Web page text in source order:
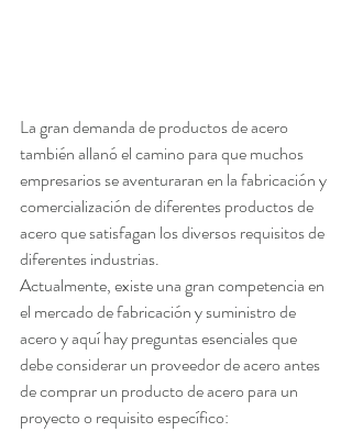
La gran demanda de productos de acero
también allanó el camino para que muchos
empresarios se aventuraran en la fabricación y
comercialización de diferentes productos de
acero que satisfagan los diversos requisitos de
diferentes industrias.
Actualmente, existe una gran competencia en
el mercado de fabricación y suministro de
acero y aquí hay preguntas esenciales que
debe considerar un proveedor de acero antes
de comprar un producto de acero para un
proyecto o requisito específico: